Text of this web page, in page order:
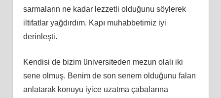
sarmaların ne kadar lezzetli olduğunu söylerek
iltifatlar yağdırdım. Kapı muhabbetimiz iyi
derinleşti.
Kendisi de bizim üniversiteden mezun olalı iki
sene olmuş. Benim de son senem olduğunu falan
anlatarak konuyu iyice uzatma çabalarına